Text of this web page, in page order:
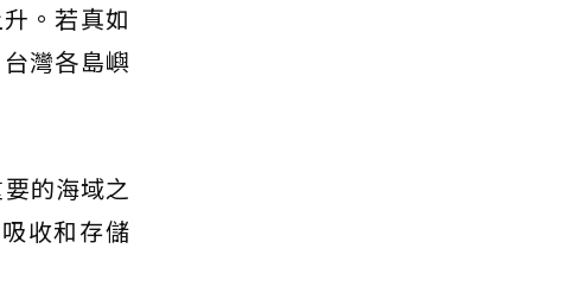
。若真如
灣各島嶼
的海域之
收和存儲